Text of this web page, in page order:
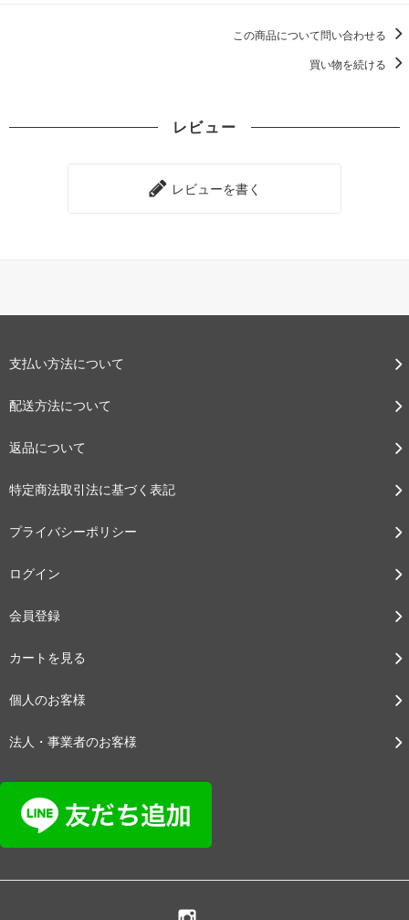
この商品について問い合わせる
買い物を続ける
レビュー
レビューを書く
支払い方法について
配送方法について
返品について
特定商法取引法に基づく表記
プライバシーポリシー
ログイン
会員登録
カートを見る
個人のお客様
法人・事業者のお客様